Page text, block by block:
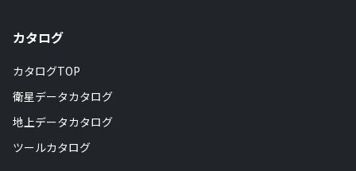
カタログ
カタログTOP
衛星データカタログ
地上データカタログ
ツールカタログ